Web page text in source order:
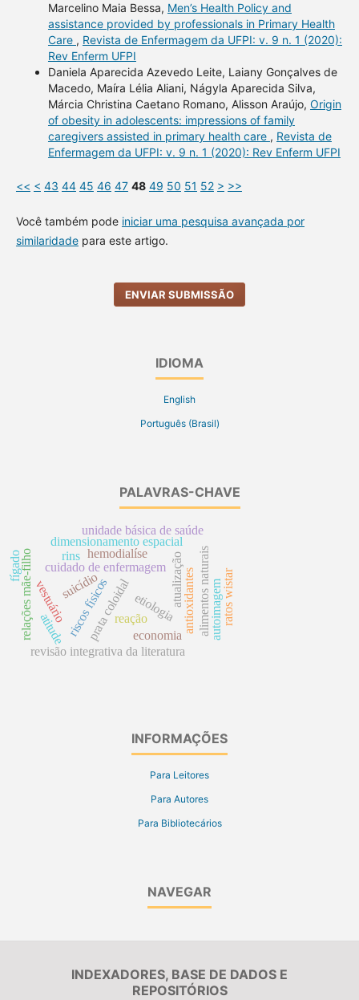
Marcelino Maia Bessa, Men’s Health Policy and
assistance provided by professionals in Primary Health
Care , Revista de Enfermagem da UFPI: v. 9 n. 1 (2020):
Rev Enferm UFPI
Daniela Aparecida Azevedo Leite, Laiany Gonçalves de
Macedo, Maíra Lélia Aliani, Nágyla Aparecida Silva,
Márcia Christina Caetano Romano, Alisson Araújo, Origin
of obesity in adolescents: impressions of family
caregivers assisted in primary health care , Revista de
Enfermagem da UFPI: v. 9 n. 1 (2020): Rev Enferm UFPI
<< < 43 44 45 46 47 48 49 50 51 52 > >>
Você também pode iniciar uma pesquisa avançada por
similaridadepara este artigo.
ENVIAR SUBMISSÃO
IDIOMA
English
Português (Brasil)
PALAVRAS-CHAVE
cuidado de enfermagem
prata coloidaletiologia
revisão integrativa da literatura
atualizaçãoantioxidantesalimentos naturais
relações mãe-filho
dimensionamento espacial
riscos físicos
unidade básica de saúde
autoimagem
rins
suicídio
vestuário
economia
fígado
reação
hemodialíse
ratos wistar
atitude
INFORMAÇÕES
Para Leitores
Para Autores
Para Bibliotecários
NAVEGAR
INDEXADORES, BASE DE DADOS E
REPOSITÓRIOS